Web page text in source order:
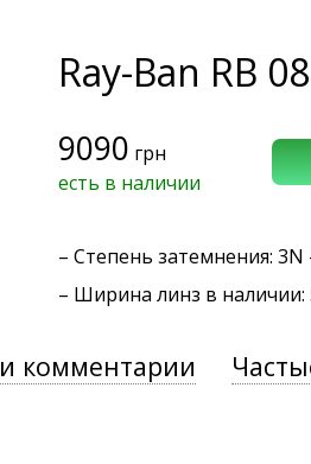
Ray-Ban RB
9090 грн
есть в наличии
– Степень затемнения:
– Ширина линз в
комментарии